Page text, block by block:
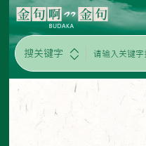
搜关键字